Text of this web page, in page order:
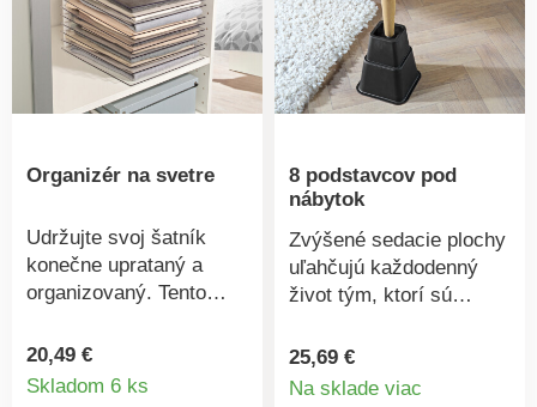
chaos v batožinovom
priestore.
Organizér na svetre
Udržujte svoj šatník
konečne uprataný a
organizovaný. Tento
tričiek alebo svetrov
úhľadne zložených a
20,49 €
Skladom 6 ks
8 podstavcov pod
nábytok
Zvýšené sedacie plochy
uľahčujú každodenný
život tým, ktorí sú
podstavce pod nábytok
ľahko zdvihnú Vaše
25,69 €
Na sklade viac